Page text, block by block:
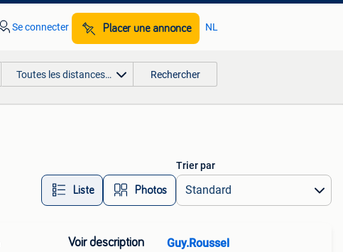
Se connecter Placer une annonce NL
Toutes les distances… Rechercher
Liste Photos
Trier par
Voir description Guy.Roussel